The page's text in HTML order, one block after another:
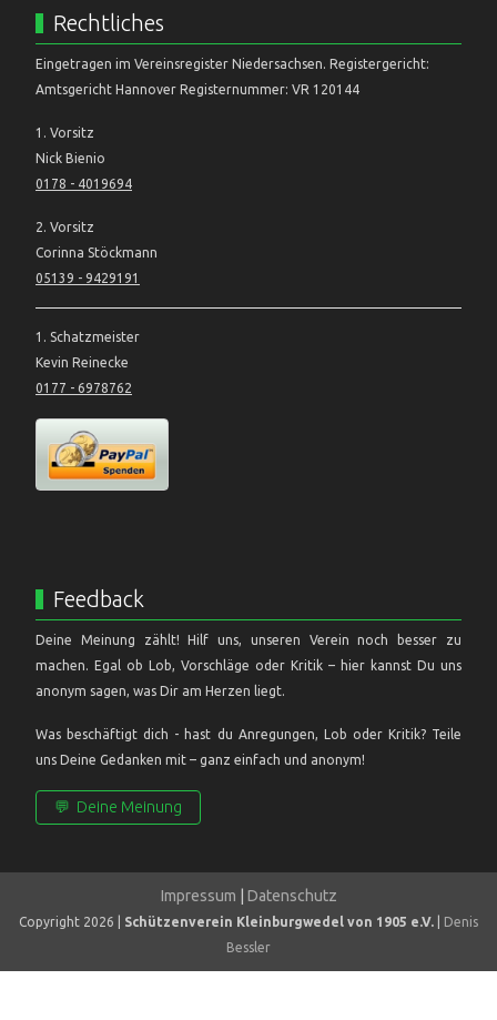
Rechtliches
Eingetragen im Vereinsregister Niedersachsen. Registergericht:
Amtsgericht Hannover Registernummer: VR 120144
1. Vorsitz
Nick Bienio
0178 - 4019694
2. Vorsitz
Corinna Stöckmann
05139 - 9429191
1. Schatzmeister
Kevin Reinecke
0177 - 6978762
Feedback
Deine Meinung zählt! Hilf uns, unseren Verein noch besser zu
machen. Egal ob Lob, Vorschläge oder Kritik – hier kannst Du uns
anonym sagen, was Dir am Herzen liegt.
Was beschäftigt dich - hast du Anregungen, Lob oder Kritik? Teile
uns Deine Gedanken mit – ganz einfach und anonym!
💬 Deine Meinung
Impressum Datenschutz
Copyright 2026 | Schützenverein Kleinburgwedel von 1905 e.V.
Denis
Bessler